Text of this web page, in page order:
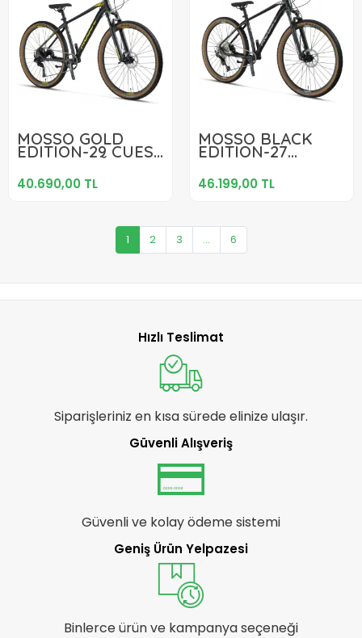
MOSSO GOLD
EDITION-29 CUES
ERKEK DAĞ
BİSİKLETİ 406H HD
29 JANT 9 VİTES
40.690,00 TL
Sepete Ekle
MOSSO BLACK
EDITION-27
DEORE ERKEK
DAĞ BİSİKLETİ
406H HD 27.5
CHROME
46.199,00 TL
Sepete Ekle
1 2 3 ... 6
Hızlı Teslimat
Siparişleriniz en kısa sürede elinize ulaşır.
Güvenli Alışveriş
Güvenli ve kolay ödeme sistemi
Geniş Ürün Yelpazesi
Binlerce ürün ve kampanya seçeneği